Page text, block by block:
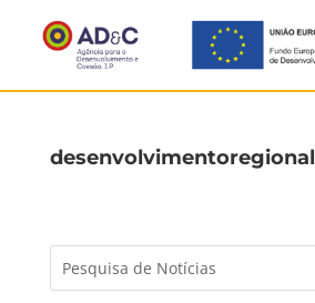
desenvolvimentoregional